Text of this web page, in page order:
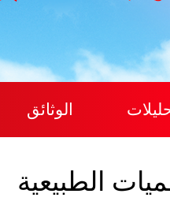
الوثائق
الطبيعية